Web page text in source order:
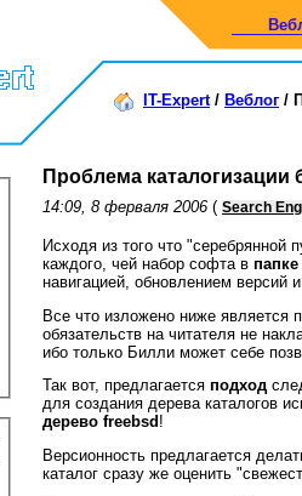
IT-Expert/ Веблог /
Проблема каталогизации
14:09, 8 ферваля 2006 ( Search
Исходя из того что
каждого, чей набор софта в
навигацией, обновлением версий
Все что изложено ниже является
обязательств на читателя не
ибо только Билли может себе
Так вот, предлагается подход
для создания дерева каталогов
дерево freebsd !
Версионность предлагается
каталог сразу же оценить